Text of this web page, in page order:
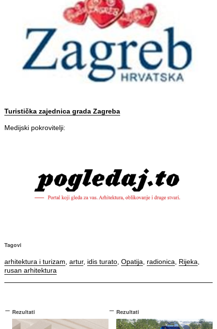
Turistička zajednica grada Zagreba
Medijski pokrovitelji:
Tagovi
arhitektura i turizam artur, idis turato, Opatija radionica Rijeka
rusan arhitektura
Rezultati Rezultati